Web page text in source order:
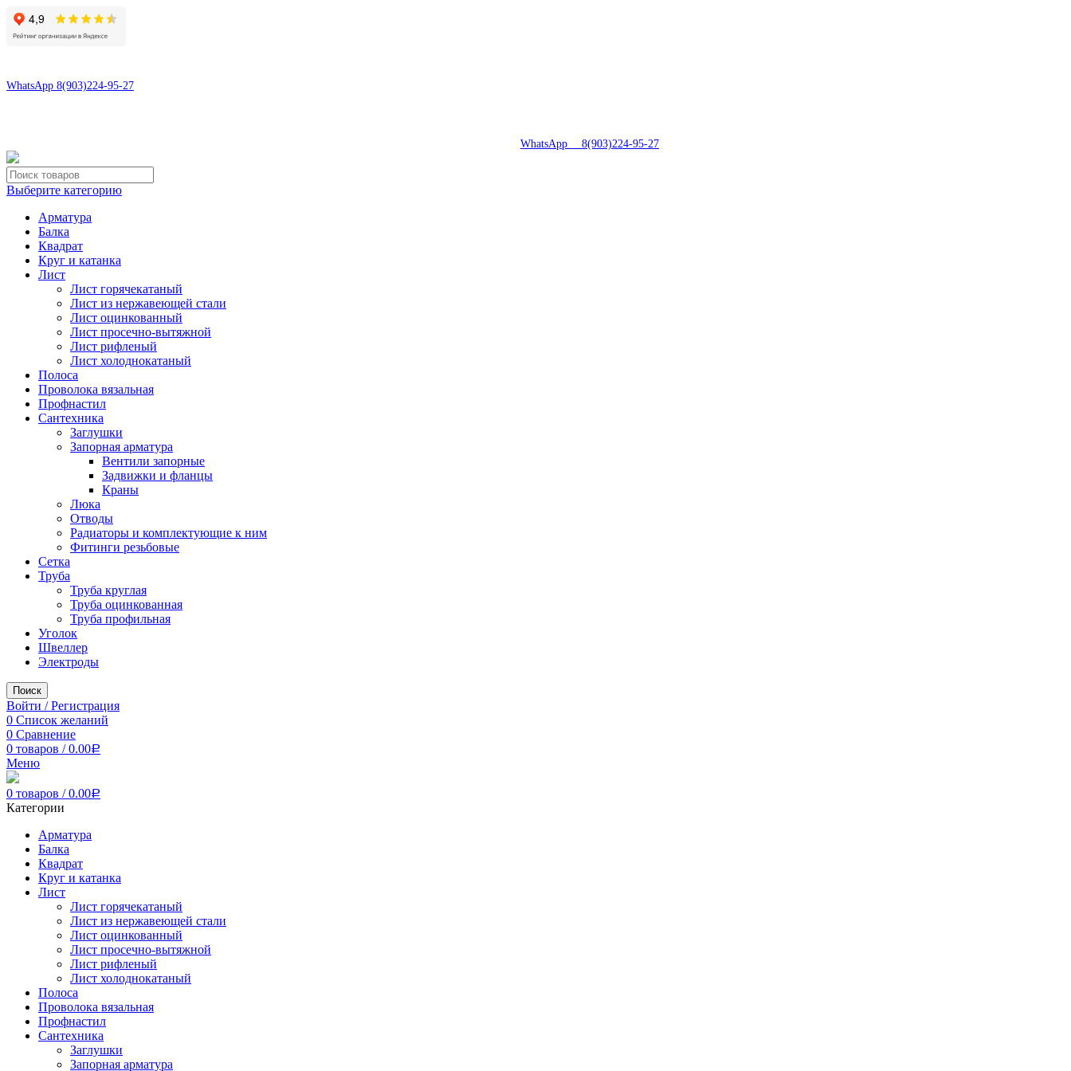
WhatsApp 8(903)224-95-27
WhatsApp 8(903)224-95-27
Выберите категорию
Арматура
Балка
Квадрат
Круг и катанка
Лист
Лист горячекатаный
Лист из нержавеющей стали
Лист оцинкованный
Лист просечно-вытяжной
Лист рифленый
Лист холоднокатаный
Полоса
Проволока вязальная
Профнастил
Сантехника
Заглушки
Запорная арматура
Вентили запорные
Задвижки и фланцы
Краны
Люка
Отводы
Радиаторы и комплектующие к ним
Фитинги резьбовые
Сетка
Труба
Труба круглая
Труба оцинкованная
Труба профильная
Уголок
Швеллер
Электроды
Поиск
Войти / Регистрация
0 Список желаний
0 Сравнение
0 товаров / 0.00Р
Меню
0 товаров / 0.00Р
Категории
Арматура
Балка
Квадрат
Круг и катанка
Лист
Лист горячекатаный
Лист из нержавеющей стали
Лист оцинкованный
Лист просечно-вытяжной
Лист рифленый
Лист холоднокатаный
Полоса
Проволока вязальная
Профнастил
Сантехника
Заглушки
Запорная арматура